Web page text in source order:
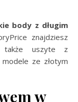
body z długim
znajdziesz
także uszyte z
ze złotym
w